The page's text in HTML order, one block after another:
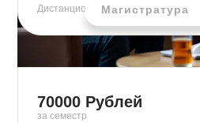
ДистанционноМагистратура
70000 Рублей
за семестр